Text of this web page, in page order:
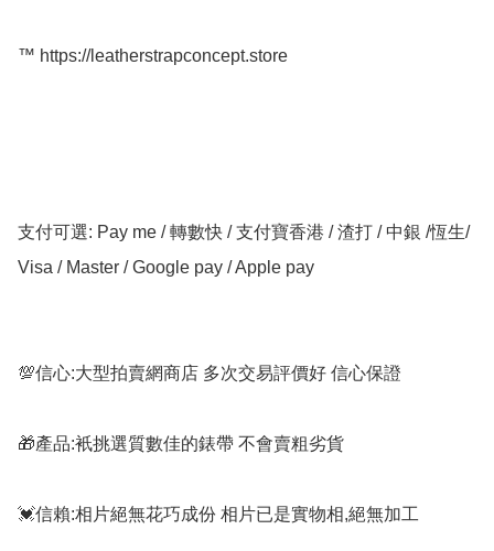
™️ https://leatherstrapconcept.store
支付可選: Pay me / 轉數快 / 支付寶香港 / 渣打 / 中銀 /恆生/
Visa / Master / Google pay / Apple pay
💯信心:大型拍賣網商店 多次交易評價好 信心保證
🎁產品:衹挑選質數佳的錶帶 不會賣粗劣貨
💓信賴:相片絕無花巧成份 相片已是實物相,絕無加工